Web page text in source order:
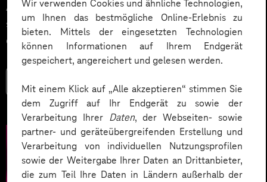
Wir verwenden Cookies und ähnliche Technologien,
um Ihnen das bestmögliche Online-Erlebnis zu
bieten. Mittels der eingesetzten Technologien
können Informationen auf Ihrem Endgerät
gespeichert, angereichert und gelesen werden.
Mit einem Klick auf „Alle akzeptieren“ stimmen Sie
dem Zugriff auf Ihr Endgerät zu sowie der
Verarbeitung Ihrer Daten, der Webseiten- sowie
partner- und geräteübergreifenden Erstellung und
Verarbeitung von individuellen Nutzungsprofilen
sowie der Weitergabe Ihrer Daten an Drittanbieter,
die zum Teil Ihre Daten in Ländern außerhalb der
Architekturkonzepte monolithischer Shopsysteme
stoßen an ihre Grenzen. Composable Commerce ist
das Buzzword der Stunde!